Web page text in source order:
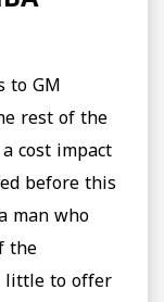
to GM
rest of the
cost impact
before this
man who
the
little to offer